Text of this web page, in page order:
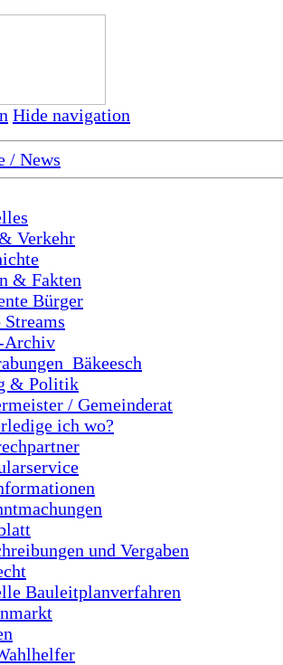
Hide navigation
/ News
Verkehr
& Fakten
Bürger
Archiv
& Politik
/ Gemeinderat
ich wo?
und Vergaben
Bauleitplanverfahren